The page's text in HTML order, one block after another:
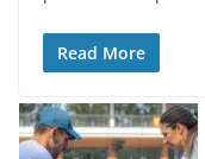
Read More